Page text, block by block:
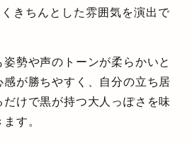
きちんとした雰囲気を演出で
勢や声のトーンが柔らかいと
が勝ちやすく、自分の立ち居
けで黒が持つ大人っぽさを味
す。